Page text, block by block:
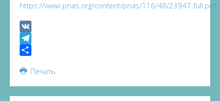
https://www.pnas.org/content/pnas/116/48/23947.full.pdf
VK
Telegram
Печать